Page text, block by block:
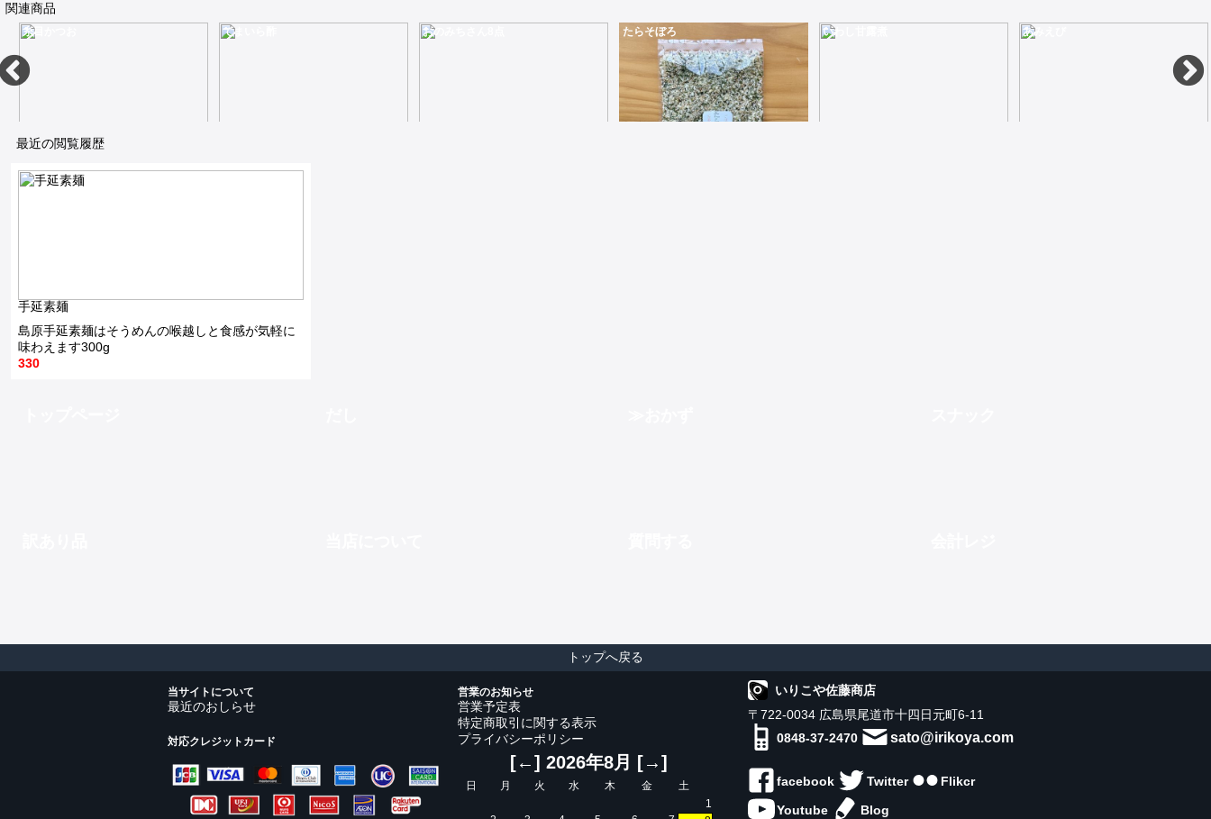
1,000 500
関連商品
糸目かつお てまいら酢 おのみちさん8点 たらそぼろ いわし甘露煮 あみえび
最近の閲覧履歴
手延素麺
島原手延素麺はそうめんの喉越しと食感が気軽に
味わえます300g
330
トップへ戻る
当サイトについて
最近のおしらせ
対応クレジットカード
営業のお知らせ
営業予定表
特定商取引に関する表示
プライバシーポリシー
[←] 2026年8月 [→]
日 月 火 水 木 金
土
1
いりこや佐藤商店
〒722-0034 広島県尾道市十四日元町6-11
0848-37-2470
sato@irikoya.com
facebook Twitter
Flikcr
Youtube
Blog